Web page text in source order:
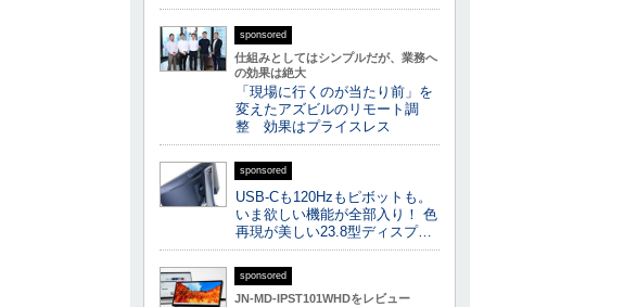
sponsored
仕組みとしてはシンプルだが、業務へ
の効果は絶大
「現場に行くのが当たり前」を
変えたアズビルのリモート調
整 効果はプライスレス
sponsored
USB-Cも120Hzもピボットも。
いま欲しい機能が全部入り！ 色
再現が美しい23.8型ディスプ…
sponsored
JN-MD-IPST101WHDをレビュー